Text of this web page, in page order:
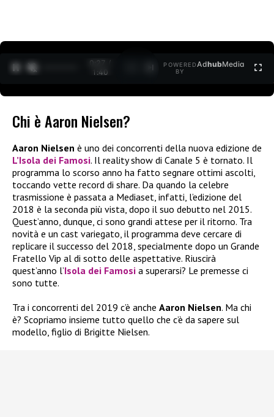
0:27 /
1:40
POWERED
BY
AdhubMedia
Chi è Aaron Nielsen?
Aaron Nielsen è uno dei concorrenti della nuova edizione de
L’Isola dei Famosi. Il reality show di Canale 5 è tornato. Il
programma lo scorso anno ha fatto segnare ottimi ascolti,
toccando vette record di share. Da quando la celebre
trasmissione è passata a Mediaset, infatti, l’edizione del
2018 è la seconda più vista, dopo il suo debutto nel 2015.
Quest’anno, dunque, ci sono grandi attese per il ritorno. Tra
novità e un cast variegato, il programma deve cercare di
replicare il successo del 2018, specialmente dopo un Grande
Fratello Vip al di sotto delle aspettative. Riuscirà
quest’anno l’Isola dei Famosi a superarsi? Le premesse ci
sono tutte.
Tra i concorrenti del 2019 c’è anche Aaron Nielsen. Ma chi
è? Scopriamo insieme tutto quello che c’è da sapere sul
modello, figlio di Brigitte Nielsen.